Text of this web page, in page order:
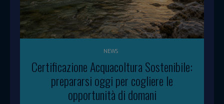
NEWS
Certificazione Acquacoltura Sostenibile:
prepararsi oggi per cogliere le
opportunità di domani